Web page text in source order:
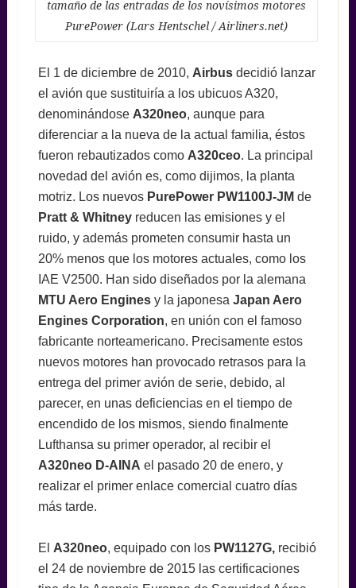
tamaño de las entradas de los novísimos motores
PurePower (Lars Hentschel / Airliners.net)
El 1 de diciembre de 2010, Airbusdecidió lanzar
el avión que sustituiría a los ubicuos A320,
denominándose A320neo, aunque para
diferenciar a la nueva de la actual familia, éstos
fueron rebautizados como A320ceo. La principal
novedad del avión es, como dijimos, la planta
motriz. Los nuevos PurePower PW1100J-JM de
Pratt & Whitney reducen las emisiones y el
ruido, y además prometen consumir hasta un
20% menos que los motores actuales, como los
IAE V2500. Han sido diseñados por la alemana
MTU Aero Engines y la japonesa Japan Aero
Engines Corporation, en unión con el famoso
fabricante norteamericano. Precisamente estos
nuevos motores han provocado retrasos para la
entrega del primer avión de serie, debido, al
parecer, en unas deficiencias en el tiempo de
encendido de los mismos, siendo finalmente
Lufthansa su primer operador, al recibir el
A320neo D-AINA el pasado 20 de enero, y
realizar el primer enlace comercial cuatro días
más tarde.
El A320neo, equipado con los PW1127G,recibió
el 24 de noviembre de 2015 las certificaciones